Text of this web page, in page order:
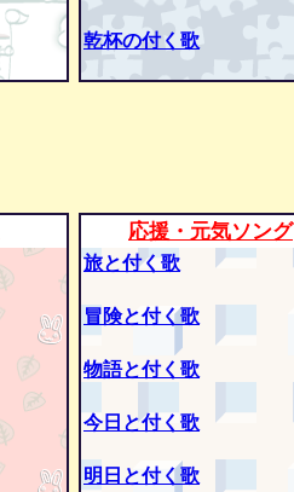
乾杯の付く歌
応援・元気ソング
旅と付く歌
冒険と付く歌
物語と付く歌
今日と付く歌
明日と付く歌